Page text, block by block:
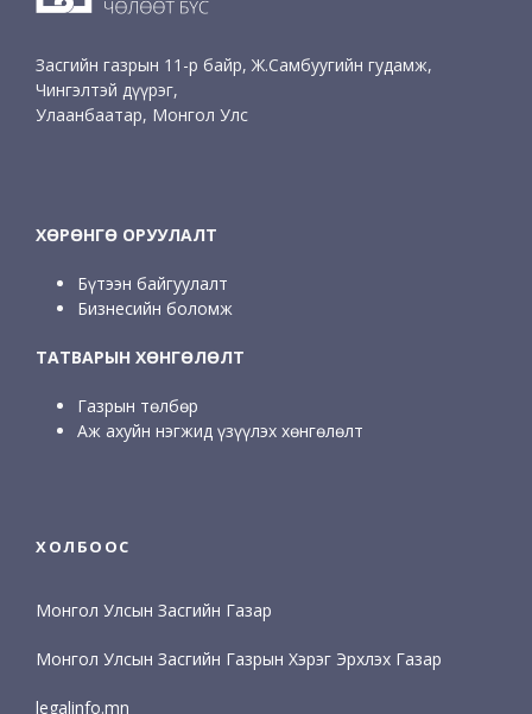
Засгийн газрын 11-р байр, Ж.Самбуугийн гудамж,
Чингэлтэй дүүрэг,
Улаанбаатар, Монгол Улс
ХӨРӨНГӨ ОРУУЛАЛТ
Бүтээн байгуулалт
Бизнесийн боломж
ТАТВАРЫН ХӨНГӨЛӨЛТ
Газрын төлбөр
Аж ахуйн нэгжид үзүүлэх хөнгөлөлт
ХОЛБООС
Монгол Улсын Засгийн Газар
Монгол Улсын Засгийн Газрын Хэрэг Эрхлэх Газар
legalinfo.mn